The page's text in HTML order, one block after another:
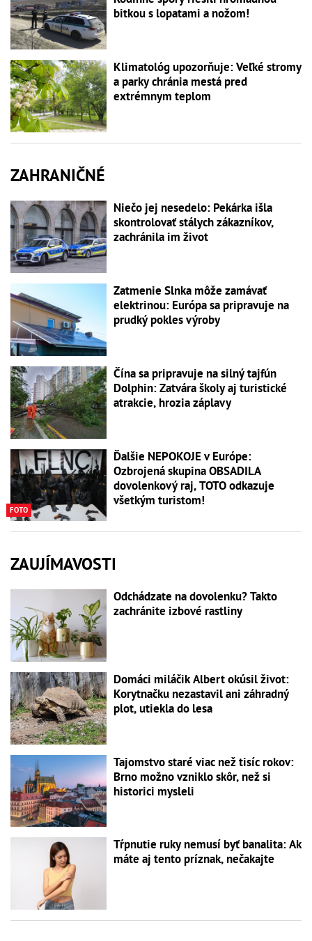
bitkou s lopatami a nožom!
Klimatológ upozorňuje: Veľké stromy
a parky chránia mestá pred
extrémnym teplom
ZAHRANIČNÉ
Niečo jej nesedelo: Pekárka išla
skontrolovať stálych zákazníkov,
zachránila im život
Zatmenie Slnka môže zamávať
elektrinou: Európa sa pripravuje na
prudký pokles výroby
Čína sa pripravuje na silný tajfún
Dolphin: Zatvára školy aj turistické
atrakcie, hrozia záplavy
FOTO
Ďalšie NEPOKOJE v Európe:
Ozbrojená skupina OBSADILA
dovolenkový raj, TOTO odkazuje
všetkým turistom!
ZAUJÍMAVOSTI
Odchádzate na dovolenku? Takto
zachránite izbové rastliny
Domáci miláčik Albert okúsil život:
Korytnačku nezastavil ani záhradný
plot, utiekla do lesa
Tajomstvo staré viac než tisíc rokov:
Brno možno vzniklo skôr, než si
historici mysleli
Tŕpnutie ruky nemusí byť banalita: Ak
máte aj tento príznak, nečakajte